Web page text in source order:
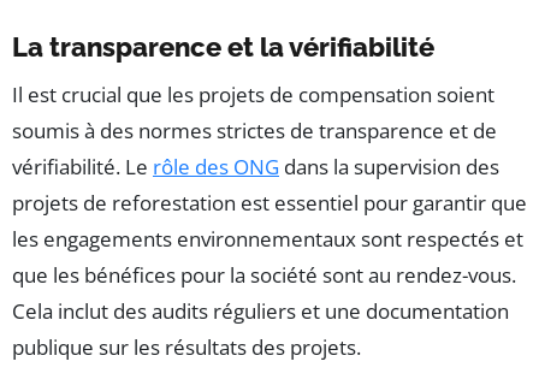
La transparence et la vérifiabilité
Il est crucial que les projets de compensation soient
soumis à des normes strictes de transparence et de
vérifiabilité. Le rôle des ONG dans la supervision des
projets de reforestation est essentiel pour garantir que
les engagements environnementaux sont respectés et
que les bénéfices pour la société sont au rendez-vous.
Cela inclut des audits réguliers et une documentation
publique sur les résultats des projets.